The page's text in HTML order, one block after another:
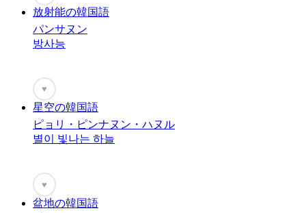
放射能の韓国語
パンサヌン
방사능
♥
星空の韓国語
ピョリ・ピンナヌン・ハヌル
별이 빛나는 하늘
♥
盆地の韓国語